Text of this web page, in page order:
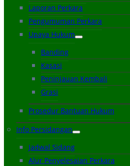
Laporan Perkara
Pengumuman Perkara
Upaya Hukum
Banding
Kasasi
Peninjauan Kembali
Grasi
Prosedur Bantuan Hukum
Info Persidangan
Jadwal Sidang
Alur Penyelesaian Perkara